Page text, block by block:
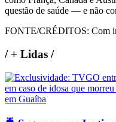
questão de saúde — e não
FONTE/CRÉDITOS: Com
/+ Lidas /